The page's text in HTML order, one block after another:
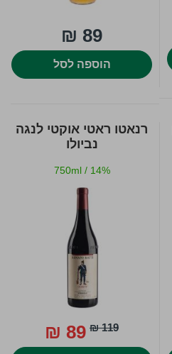
89 ₪
הוספה לסל
רנאטו ראטי אוקטי לנגה
נביולו
750ml / 14%
119 ₪
89 ₪